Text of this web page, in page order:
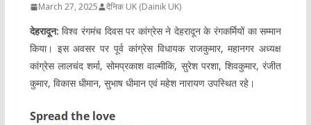
March 27, 2025 दैनिक UK (Dainik UK)
देहरादून: विश्व रंगमंच दिवस पर कांग्रेस ने देहरादून के रंगकर्मियों का सम्मान
किया। इस अवसर पर पूर्व कांग्रेस विधायक राजकुमार, महानगर अध्यक्ष
कांग्रेस लालचंद शर्मा, सोमप्रकाश वाल्मीकि, सुरेश परशा, शिवकुमार, रंजीत
कुमार, विकास धीमान, सुभाष धीमान एवं महेश नारायण उपस्थित रहे।
Spread the love